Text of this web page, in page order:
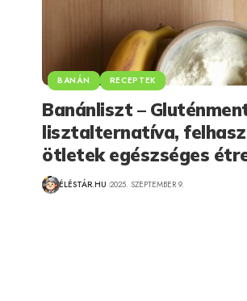
BANÁN RECEPTEK
Banánliszt –
lisztalternatíva,
ötletek egészséges
ÉLÉSTÁR.HU 2025. SZEPTEMBER 9.